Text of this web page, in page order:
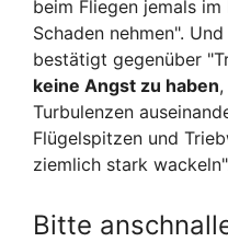
beim Fliegen jemals
Schaden nehmen".
bestätigt gegenüber
keine Angst zu haben
Turbulenzen
Flügelspitzen und
ziemlich stark
Bitte